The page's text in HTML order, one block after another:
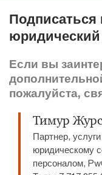
Подписаться
юридический
Если вы
пожалуйста,
Тимур
Партнер,
юридическому
персоналом,